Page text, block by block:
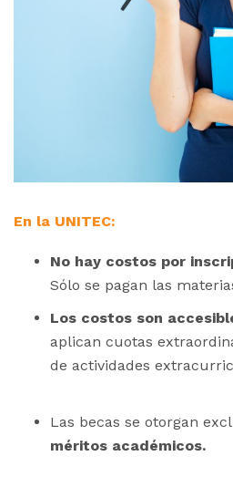
En la UNITEC:
No hay costos por
Sólo se pagan las
Los costos son
aplican cuotas
de actividades
Las becas se otorgan
méritos académicos.